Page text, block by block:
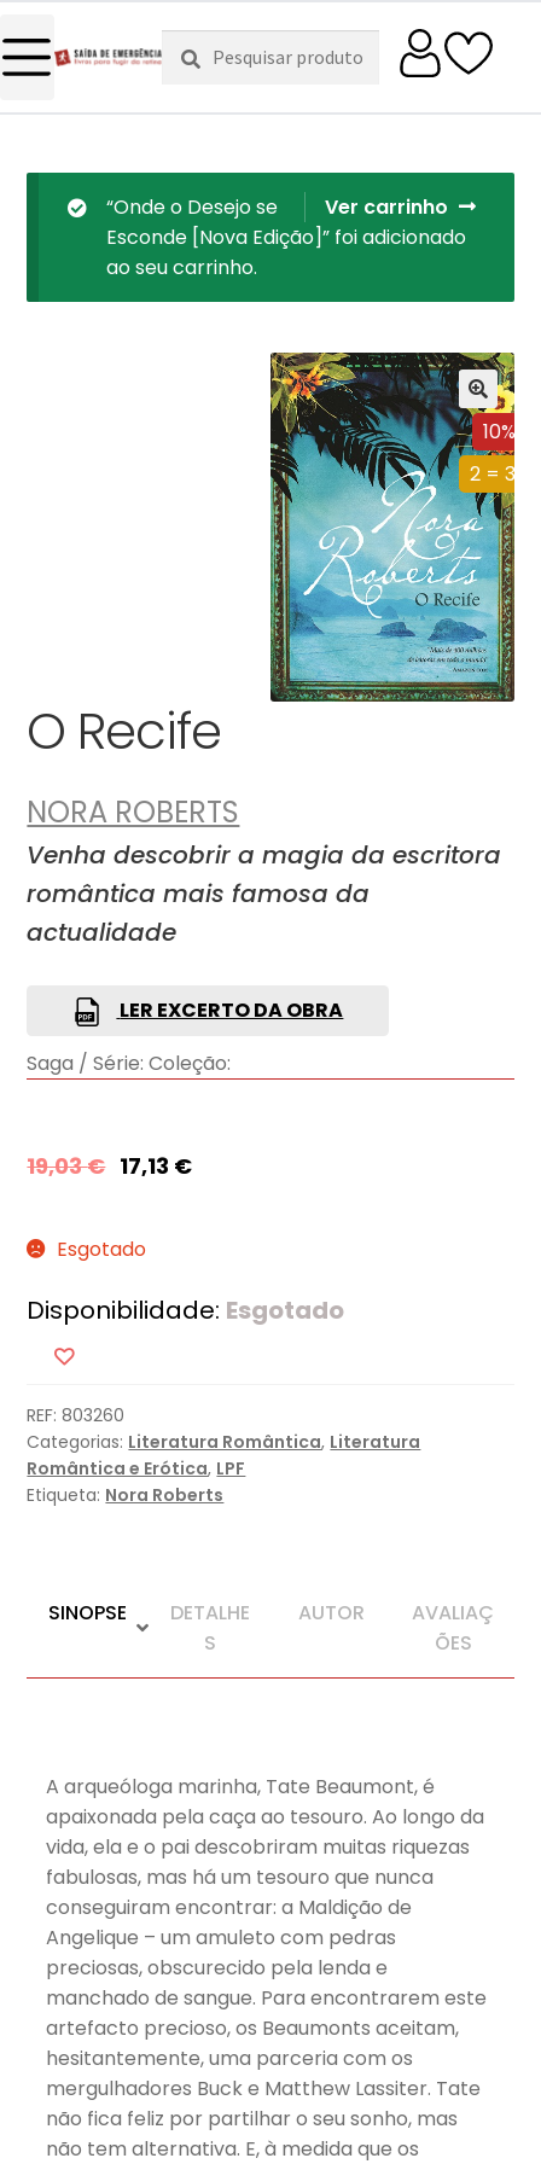
Pesquisar
por:
Pesquisa
Ver carrinho
“Onde o Desejo se
Esconde [Nova Edição]” foi adicionado
ao seu carrinho.
10%
2 = 3
O Recife
NORA ROBERTS
Venha descobrir a magia da escritora
romântica mais famosa da
actualidade
LER EXCERTO DA OBRA
Saga / Série: Coleção:
19,03€ 17,13 €
Esgotado
Disponibilidade: Esgotado
REF:803260
Categorias: Literatura Romântica, Literatura
Romântica e Erótica, LPF
Etiqueta: Nora Roberts
SINOPSE
DETALHE
S
AUTOR
AVALIAÇ
ÕES
A arqueóloga marinha, Tate Beaumont, é
apaixonada pela caça ao tesouro. Ao longo da
vida, ela e o pai descobriram muitas riquezas
fabulosas, mas há um tesouro que nunca
conseguiram encontrar: a Maldição de
Angelique – um amuleto com pedras
preciosas, obscurecido pela lenda e
manchado de sangue. Para encontrarem este
artefacto precioso, os Beaumonts aceitam,
hesitantemente, uma parceria com os
mergulhadores Buck e Matthew Lassiter. Tate
não fica feliz por partilhar o seu sonho, mas
não tem alternativa. E, à medida que os